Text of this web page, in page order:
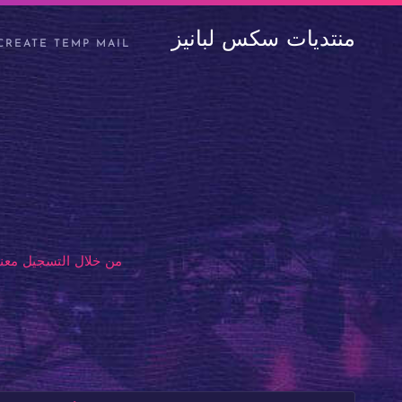
منتديات سكس لبانيز TEMP MAIL
من خلال التسجيل